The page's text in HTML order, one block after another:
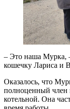
– Это наша Мурка,
кошечку Лариса и
Оказалось, что
полноценный член
котельной. Она